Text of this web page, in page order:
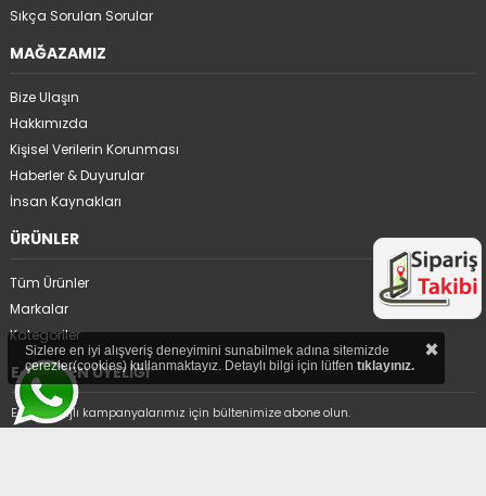
Sıkça Sorulan Sorular
MAĞAZAMIZ
Bize Ulaşın
Hakkımızda
Kişisel Verilerin Korunması
Haberler & Duyurular
İnsan Kaynakları
ÜRÜNLER
Tüm Ürünler
Markalar
Kategoriler
E-BÜLTEN ÜYELİĞİ
En avantajlı kampanyalarımız için bültenimize abone olun.
Sizlere en iyi alışveriş deneyimini sunabilmek adına sitemizde
çerezler(cookies) kullanmaktayız. Detaylı bilgi için lütfen tıklayınız. ×